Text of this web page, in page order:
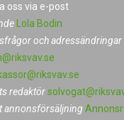
oss via e-post
Lola Bodin
och adressändringar
redaktör
annonsförsäljning